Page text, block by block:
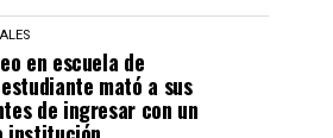
en escuela de
mató a sus
de ingresar con un